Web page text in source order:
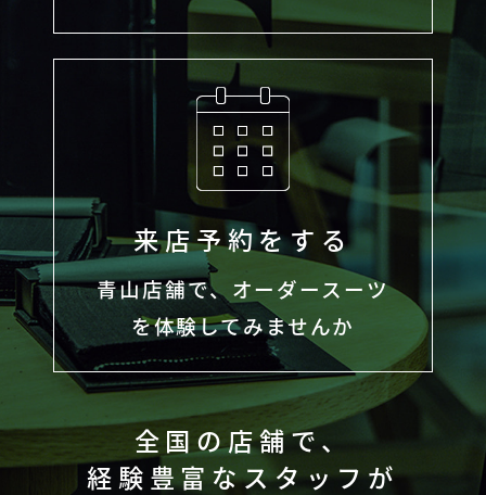
来店予約をする
青山店舗で、オーダースーツ
を体験してみませんか
全国の店舗で、
経験豊富なスタッフが